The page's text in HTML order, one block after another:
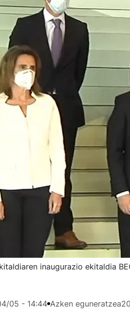
inaugurazio ekitaldia
05 - 14:44 Azken eguneratzea